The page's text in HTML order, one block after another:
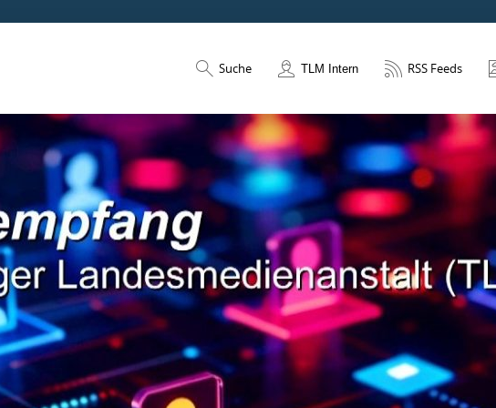
Suche TLM Intern RSS Feeds